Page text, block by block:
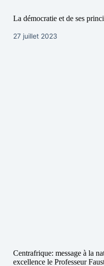
La démocratie et de ses
27 juillet 2023
Centrafrique: message à la
excellence le Professeur